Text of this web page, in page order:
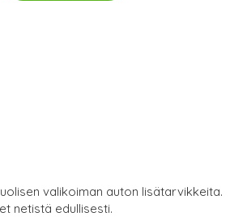
valikoiman auton lisätarvikkeita.
netistä edullisesti.